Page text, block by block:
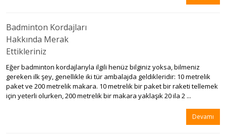
Badminton Kordajları
Hakkında Merak
Ettikleriniz
Eğer badminton kordajlarıyla ilgili henüz bilginiz yoksa, bilmeniz
gereken ilk şey, genellikle iki tür ambalajda geldikleridir: 10 metrelik
paket ve 200 metrelik makara. 10 metrelik bir paket bir raketi tellemek
için yeterli olurken, 200 metrelik bir makara yaklaşık 20 ila 2 ...
Devamı